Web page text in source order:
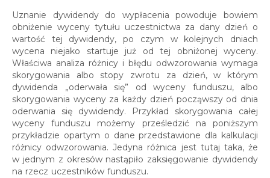
Uznanie dywidendy do wypłacenia powoduje bowiem
obniżenie wyceny tytułu uczestnictwa za dany dzień o
wartość tej dywidendy, po czym w kolejnych dniach
wycena niejako startuje już od tej obniżonej wyceny.
Właściwa analiza różnicy i błędu odwzorowania wymaga
skorygowania albo stopy zwrotu za dzień, w którym
dywidenda „oderwała się” od wyceny funduszu, albo
skorygowania wyceny za każdy dzień począwszy od dnia
oderwania się dywidendy. Przykład skorygowania całej
wyceny funduszu możemy prześledzić na poniższym
przykładzie opartym o dane przedstawione dla kalkulacji
różnicy odwzorowania. Jedyna różnica jest tutaj taka, że
w jednym z okresów nastąpiło zaksięgowanie dywidendy
na rzecz uczestników funduszu.